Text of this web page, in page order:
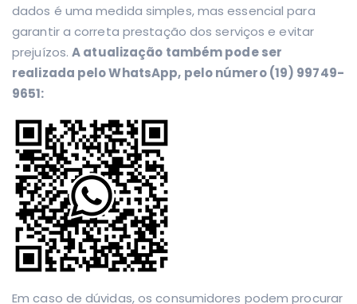
dados é uma medida simples, mas essencial para
garantir a correta prestação dos serviços e evitar
prejuízos.A atualização também pode ser
realizada pelo WhatsApp, pelo número (19) 99749-
9651:
Em caso de dúvidas, os consumidores podem procurar